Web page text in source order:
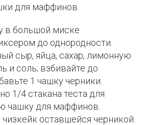
для маффинов.
в большой миске
до однородности.
сыр, яйца, сахар, лимонную
и соль; взбивайте до
1 чашку черники.
1/4 стакана теста для
чашку для маффинов.
оставшейся черникой.